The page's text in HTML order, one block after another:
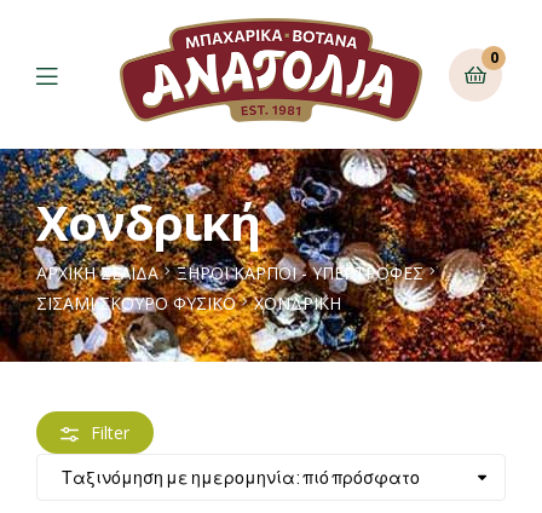
0
Χονδρική
ΑΡΧΙΚΉ ΣΕΛΊΔΑ
ΞΗΡΟΙ ΚΑΡΠΟΙ - ΥΠΕΡΤΡΟΦΕΣ
ΣΙΣΆΜΙ ΣΚΟΎΡΟ ΦΥΣΙΚΌ
ΧΟΝΔΡΙΚΉ
Filter